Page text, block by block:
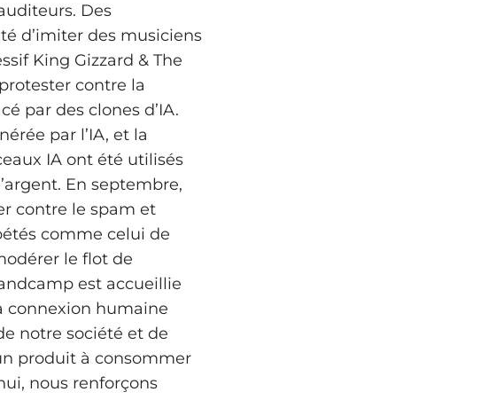
Des
d’imiter des musiciens
King Gizzard & The
contre la
par des clones d’IA.
par l’IA, et la
IA ont été utilisés
En septembre,
contre le spam et
comme celui de
le flot de
est accueillie
connexion humaine
notre société et de
produit à consommer
nous renforçons